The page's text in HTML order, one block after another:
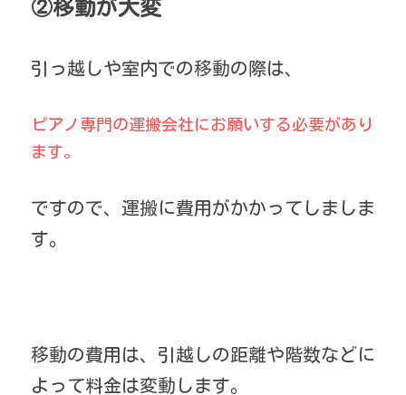
②移動が大変
引っ越しや室内での移動の際は、
ピアノ専門の運搬会社にお願いする必要があり
ます。
ですので、運搬に費用がかかってしましま
す。
移動の費用は、引越しの距離や階数などに
よって料金は変動します。